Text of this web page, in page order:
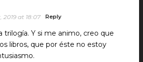
2019 at 18:07 Reply
trilogía. Y si me animo, creo que
libros, que por éste no estoy